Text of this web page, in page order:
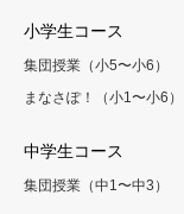
小学生コース
集団授業（小5〜小6）
まなさぽ！（小1〜小6）
中学生コース
集団授業（中1〜中3）